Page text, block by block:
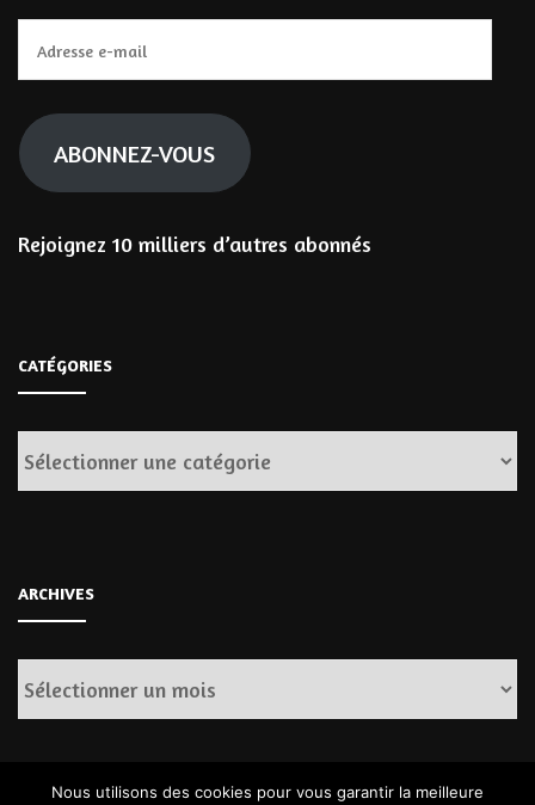
e-
mail
ABONNEZ-VOUS
Rejoignez 10 milliers d’autres abonnés
CATÉGORIES
Catégories
ARCHIVES
Archives
Nous utilisons des cookies pour vous garantir la meilleure